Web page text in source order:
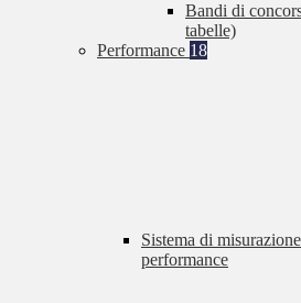
Bandi di
tabelle)
Performance 18
Sistema di
performance